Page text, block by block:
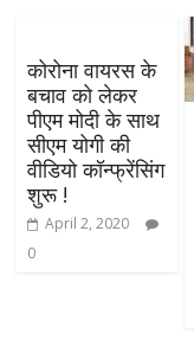
कोरोना वायरस के
बचाव को लेकर
पीएम मोदी के साथ
सीएम योगी की
वीडियो कॉन्फ्रेंसिंग
शुरू !
April 2, 2020
0